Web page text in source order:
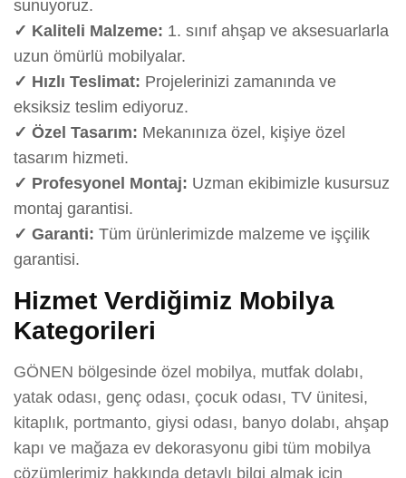
sunuyoruz.
✓ Kaliteli Malzeme: 1. sınıf ahşap ve aksesuarlarla
uzun ömürlü mobilyalar.
✓ Hızlı Teslimat: Projelerinizi zamanında ve
eksiksiz teslim ediyoruz.
✓ Özel Tasarım: Mekanınıza özel, kişiye özel
tasarım hizmeti.
✓ Profesyonel Montaj: Uzman ekibimizle kusursuz
montaj garantisi.
✓ Garanti: Tüm ürünlerimizde malzeme ve işçilik
garantisi.
Hizmet Verdiğimiz Mobilya
Kategorileri
GÖNEN bölgesinde özel mobilya, mutfak dolabı,
yatak odası, genç odası, çocuk odası, TV ünitesi,
kitaplık, portmanto, giysi odası, banyo dolabı, ahşap
kapı ve mağaza ev dekorasyonu gibi tüm mobilya
çözümlerimiz hakkında detaylı bilgi almak için